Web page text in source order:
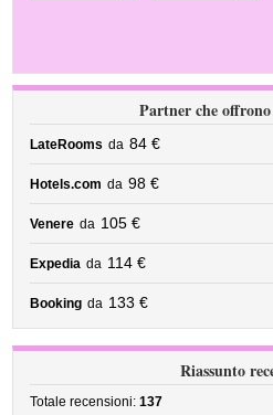
Partner che
LateRooms da 84 €
Hotels.com da 98 €
Venere da 105 €
Expedia da 114 €
Booking da 133 €
Riassunto
Totale recensioni:137